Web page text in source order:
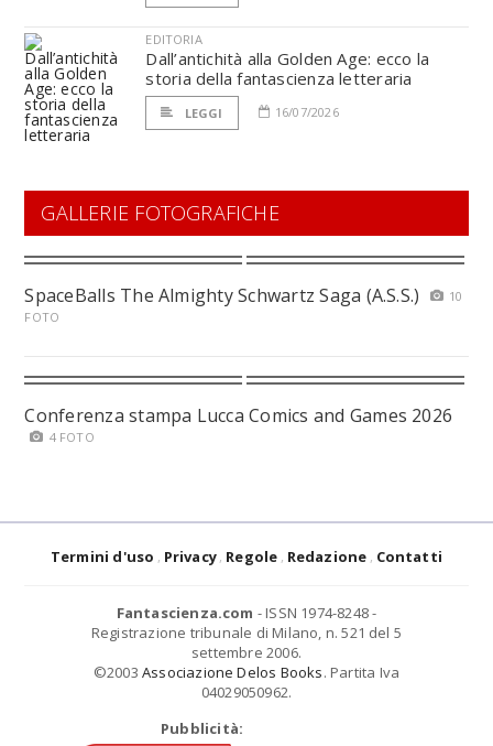
EDITORIA
Dall’antichità alla Golden Age: ecco la
storia della fantascienza letteraria
LEGGI 16/07/2026
GALLERIE FOTOGRAFICHE
SpaceBalls The Almighty Schwartz Saga (A.S.S.)
10
FOTO
Conferenza stampa Lucca Comics and Games 2026
4 FOTO
Termini d'uso Privacy Regole Redazione Contatti
Fantascienza.com - ISSN 1974-8248 -
Registrazione tribunale di Milano, n. 521 del 5
settembre 2006.
©2003 Associazione Delos Books. Partita Iva
04029050962.
Pubblicità: